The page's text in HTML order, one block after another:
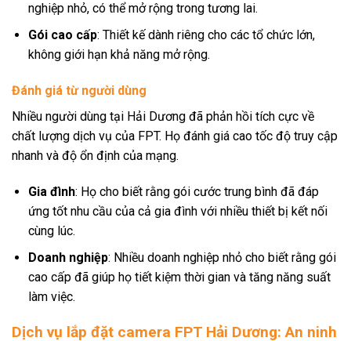
nghiệp nhỏ, có thể mở rộng trong tương lai.
Gói cao cấp: Thiết kế dành riêng cho các tổ chức lớn,
không giới hạn khả năng mở rộng.
Đánh giá từ người dùng
Nhiều người dùng tại Hải Dương đã phản hồi tích cực về
chất lượng dịch vụ của FPT. Họ đánh giá cao tốc độ truy cập
nhanh và độ ổn định của mạng.
Gia đình: Họ cho biết rằng gói cước trung bình đã đáp
ứng tốt nhu cầu của cả gia đình với nhiều thiết bị kết nối
cùng lúc.
Doanh nghiệp: Nhiều doanh nghiệp nhỏ cho biết rằng gói
cao cấp đã giúp họ tiết kiệm thời gian và tăng năng suất
làm việc.
Dịch vụ lắp đặt camera FPT Hải Dương: An ninh